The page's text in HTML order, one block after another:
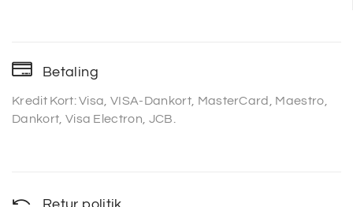
Betaling
Kredit Kort: Visa, VISA-Dankort, MasterCard, Maestro,
Dankort, Visa Electron, JCB.